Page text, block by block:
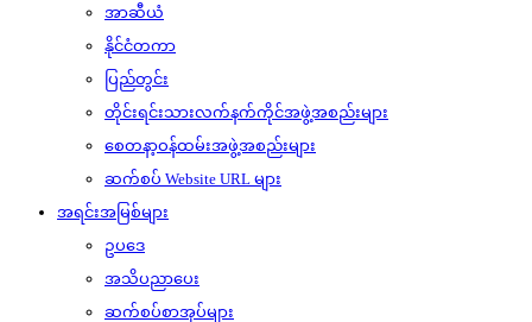
အာဆီယံ
နိုင်ငံတကာ
ပြည်တွင်း
တိုင်းရင်းသားလက်နက်ကိုင်အဖွဲ့အစည်းများ
စေတနာ့ဝန်ထမ်းအဖွဲ့အစည်းများ
ဆက်စပ် Website URL များ
အရင်းအမြစ်များ
ဥပဒေ
အသိပညာပေး
ဆက်စပ်စာအုပ်များ